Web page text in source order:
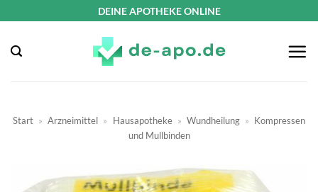
springen
DEINE APOTHEKE ONLINE
Start » Arzneimittel » Hausapotheke » Wundheilung » Kompressen
und Mullbinden